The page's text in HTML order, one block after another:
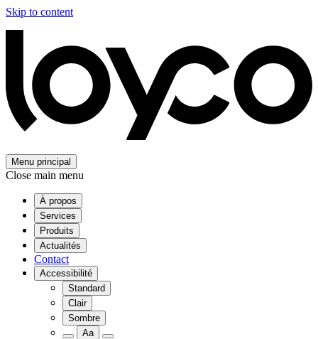
Skip to content
Menu principal
Close main menu
À propos
Services
Produits
Actualités
Contact
Accessibilité
Standard
Clair
Sombre
Aa